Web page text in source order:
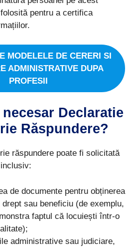
pentru a certifica
MODELELE DE CERERI SI
ADMINISTRATIVE DUPA
PROFESII
Declaratie
Răspundere?
răspundere poate fi solicitată
de documente pentru obținerea
drept sau beneficiu (de exemplu,
faptul că locuiești într-o
administrative sau judiciare,